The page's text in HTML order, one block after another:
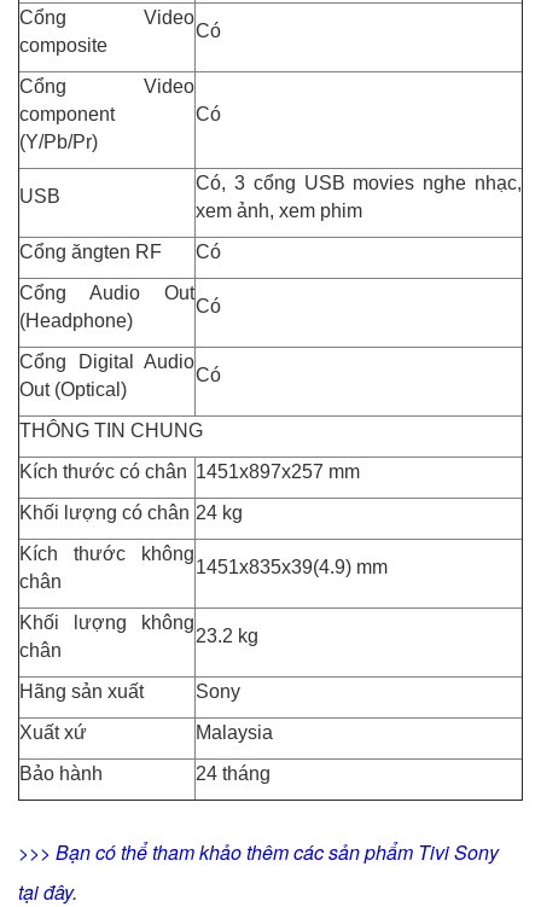
Cổng Video
composite
Có
Cổng Video
component
(Y/Pb/Pr)
Có
USB
Có, 3 cổng USB movies nghe nhạc,
xem ảnh, xem phim
Cổng ăngten RF
Có
Cổng Audio Out
(Headphone)
Có
Cổng Digital Audio
Out (Optical)
Có
THÔNG TIN CHUNG
Kích thước có chân 1451x897x257 mm
Khối lượng có chân 24 kg
Kích thước không
chân
1451x835x39(4.9) mm
Khối lượng không
chân
23.2 kg
Hãng sản xuất
Sony
Xuất xứ
Malaysia
Bảo hành
24 tháng
>>> Bạn có thể tham khảo thêm các sản phẩm Tivi Sony
tại đây.